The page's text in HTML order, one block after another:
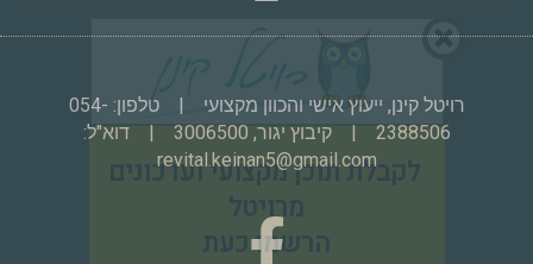
רויטל קינן, ייעוץ אישי והכוון מקצועי | טלפון: 054-
2388506 ​ | קיבוץ יגור, 3006500 | דוא"ל:
revital.keinan5@gmail.com
לקבלת תוכן מקצועי ועדכונים
מרויטל
הרשמו כעת